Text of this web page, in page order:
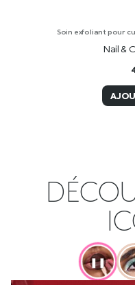
Soin exfoliant pour
Nail &
❚❚